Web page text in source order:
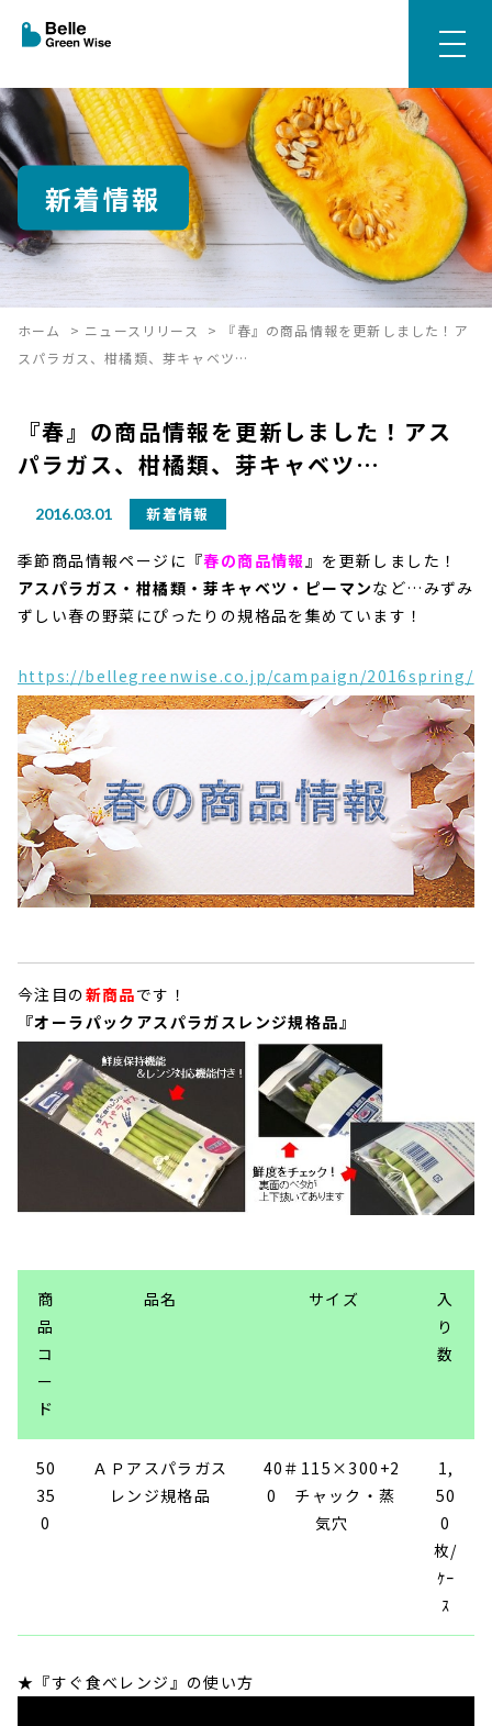
新着情報
ホーム > ニュースリリース >
『春』の商品情報を更新しました！ア
スパラガス、柑橘類、芽キャベツ…
『春』の商品情報を更新しました！アス
パラガス、柑橘類、芽キャベツ…
2016.03.01 新着情報
季節商品情報ページに『春の商品情報 』を更新しました！
アスパラガス・柑橘類・芽キャベツ・ピーマンなど…みずみ
ずしい春の野菜にぴったりの規格品を集めています！
https://bellegreenwise.co.jp/campaign/2016spring/
今注目の新商品です！
『オーラパックアスパラガスレンジ規格品』
商
品
コ
ー
ド
品名 サイズ
入
り
数
50
35
0
ＡＰアスパラガス
レンジ規格品
40＃115×300+2
0 チャック・蒸
気穴
1,
50
0
枚/
ｹｰ
ｽ
★『すぐ食べレンジ』の使い方